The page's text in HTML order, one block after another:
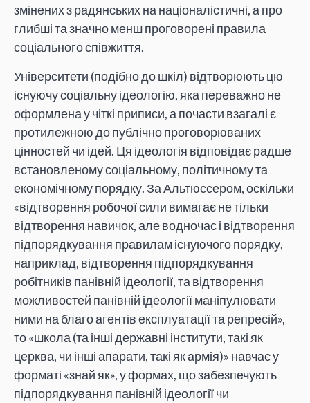
змінених з радянських на націоналістичні, а про
глибші та значно менш проговорені правила
соціального співжиття.
Університети (подібно до шкіл) відтворюють цю
існуючу соціальну ідеологію, яка переважно не
оформлена у чіткі приписи, а почасти взагалі є
протилежною до публічно проговорюваних
цінностей чи ідей. Ця ідеологія відповідає радше
встановленому соціальному, політичному та
економічному порядку. За Альтюссером, оскільки
«відтворення робочої сили вимагає не тільки
відтворення навичок, але водночас і відтворення
підпорядкування правилам існуючого порядку,
наприклад, відтворення підпорядкування
робітників панівній ідеології, та відтворення
можливостей панівній ідеології маніпулювати
ними на благо агентів експлуатації та репресій»,
то «школа (та інші державні інститути, такі як
церква, чи інші апарати, такі як армія)» навчає у
форматі «знай як», у формах, що забезпечують
підпорядкування панівній ідеології чи